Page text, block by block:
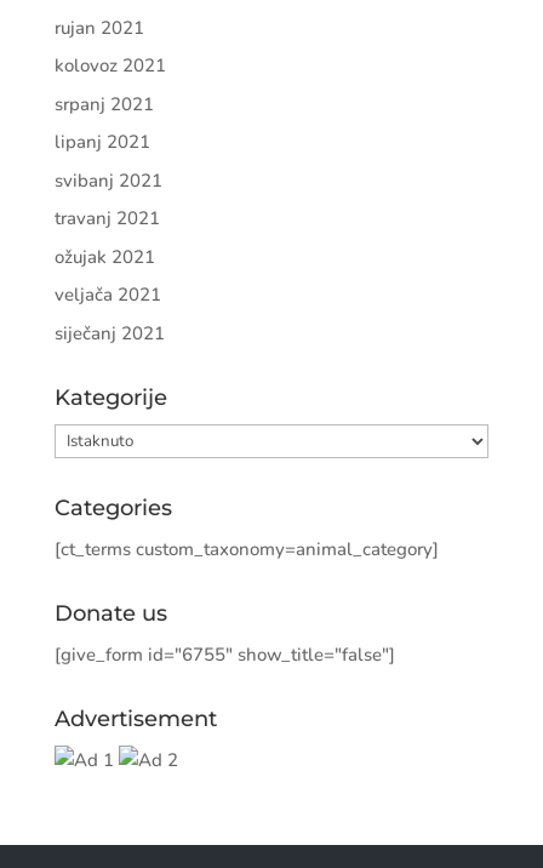
rujan 2021
kolovoz 2021
srpanj 2021
lipanj 2021
svibanj 2021
travanj 2021
ožujak 2021
veljača 2021
siječanj 2021
Kategorije
Kategorije
Categories
[ct_terms custom_taxonomy=animal_category]
Donate us
[give_form id="6755" show_title="false"]
Advertisement